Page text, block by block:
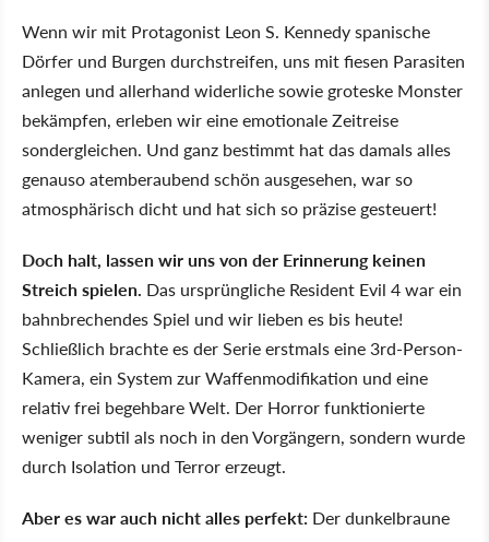
Wenn wir mit Protagonist Leon S. Kennedy spanische
Dörfer und Burgen durchstreifen, uns mit fiesen Parasiten
anlegen und allerhand widerliche sowie groteske Monster
bekämpfen, erleben wir eine emotionale Zeitreise
sondergleichen. Und ganz bestimmt hat das damals alles
genauso atemberaubend schön ausgesehen, war so
atmosphärisch dicht und hat sich so präzise gesteuert!
Doch halt, lassen wir uns von der Erinnerung keinen
Streich spielen. Das ursprüngliche Resident Evil 4 war ein
bahnbrechendes Spiel und wir lieben es bis heute!
Schließlich brachte es der Serie erstmals eine 3rd-Person-
Kamera, ein System zur Waffenmodifikation und eine
relativ frei begehbare Welt. Der Horror funktionierte
weniger subtil als noch in den Vorgängern, sondern wurde
durch Isolation und Terror erzeugt.
Aber es war auch nicht alles perfekt: Der dunkelbraune